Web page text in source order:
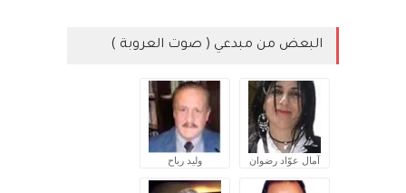
البعض من مبدعي ( صوت العروبة )
آمال عوّاد رضوان وليد رباح